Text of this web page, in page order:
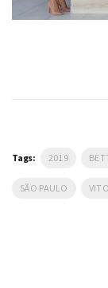
Tags: 2019
SÃO PAULO